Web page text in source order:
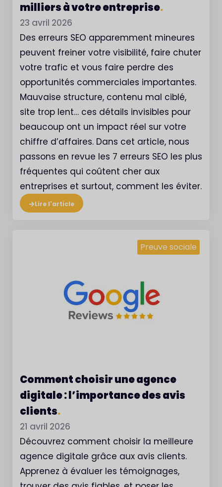
milliers à votre entreprise.
23 avril 2026
Des erreurs SEO apparemment mineures
peuvent freiner votre visibilité, faire chuter
votre trafic et vous faire perdre des
opportunités commerciales importantes.
Mauvaise structure, contenu mal ciblé,
site trop lent… ces détails invisibles pour
beaucoup ont un impact réel sur votre
chiffre d’affaires. Dans cet article, nous
passons en revue les 7 erreurs SEO les plus
fréquentes qui coûtent cher aux
entreprises et surtout, comment les éviter.
Lire l'article
Preuve sociale
Comment choisir une agence
digitale : l’importance des avis
clients.
21 avril 2026
Découvrez comment choisir la meilleure
agence digitale grâce aux avis clients.
Apprenez à évaluer les témoignages,